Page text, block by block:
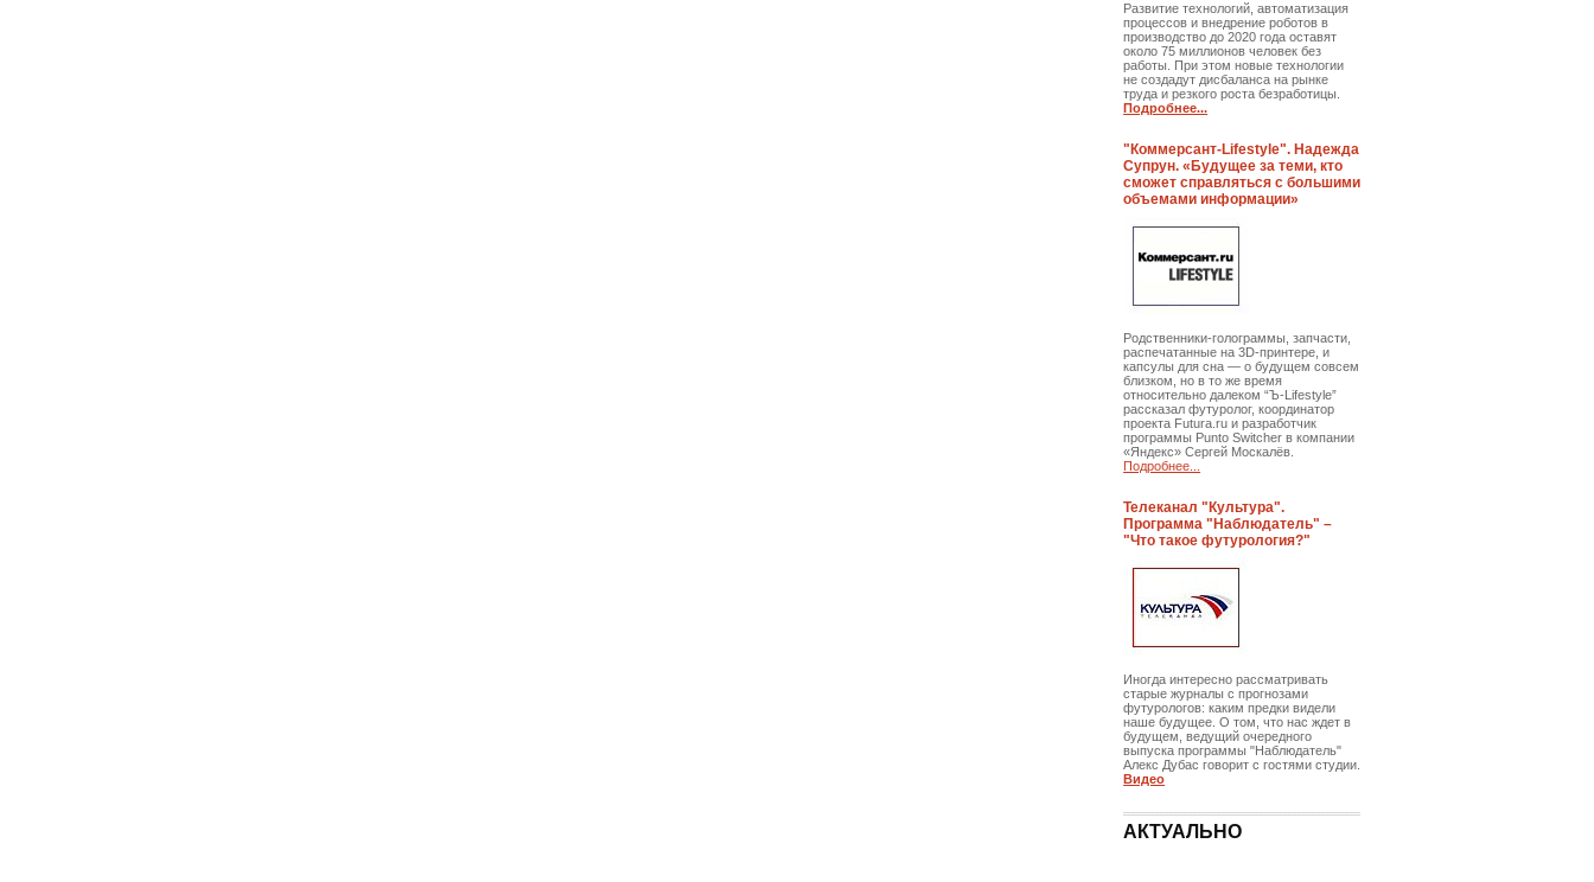
Развитие технологий, автоматизация
процессов и внедрение роботов в
производство до 2020 года оставят
около 75 миллионов человек без
работы. При этом новые технологии
не создадут дисбаланса на рынке
труда и резкого роста безработицы.
Подробнее...
"Коммерсант-Lifestyle". Надежда
Супрун. «Будущее за теми, кто
сможет справляться с большими
объемами информации»
Родственники-голограммы, запчасти,
распечатанные на 3D-принтере, и
капсулы для сна — о будущем совсем
близком, но в то же время
относительно далеком “Ъ-Lifestyle”
рассказал футуролог, координатор
проекта Futura.ru и разработчик
программы Punto Switcher в компании
«Яндекс» Сергей Москалёв.
Подробнее...
Телеканал "Культура".
Программа "Наблюдатель" –
"Что такое футурология?"
Иногда интересно рассматривать
старые журналы с прогнозами
футурологов: каким предки видели
наше будущее. О том, что нас ждет в
будущем, ведущий очередного
выпуска программы "Наблюдатель"
Алекс Дубас говорит с гостями студии.
Видео
АКТУАЛЬНО